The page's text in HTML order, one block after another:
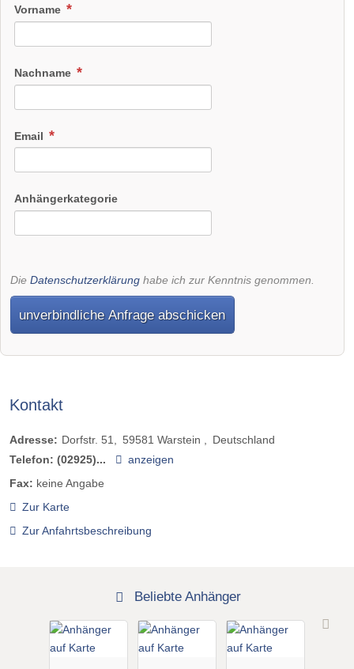
Vorname
Nachname
Email
Anhängerkategorie
Die Datenschutzerklärung habe ich zur Kenntnis genommen.
unverbindliche Anfrage abschicken
Kontakt
Adresse: Dorfstr. 51 59581 Warstein
Deutschland
Telefon: (02925)...
anzeigen
Fax: keine Angabe
Zur Karte
Zur Anfahrtsbeschreibung
Beliebte Anhänger